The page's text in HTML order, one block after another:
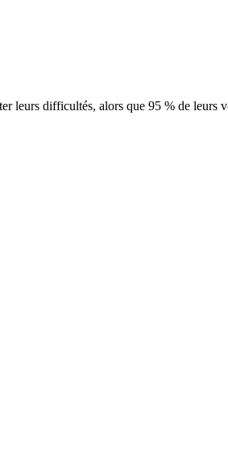
leurs difficultés, alors que 95 % de leurs